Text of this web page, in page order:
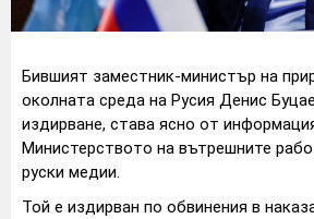
Бившият заместник-министър на
околната среда на Русия Денис
издирване, става ясно от
Министерството на вътрешните
руски медии.
Той е издирван по обвинения в